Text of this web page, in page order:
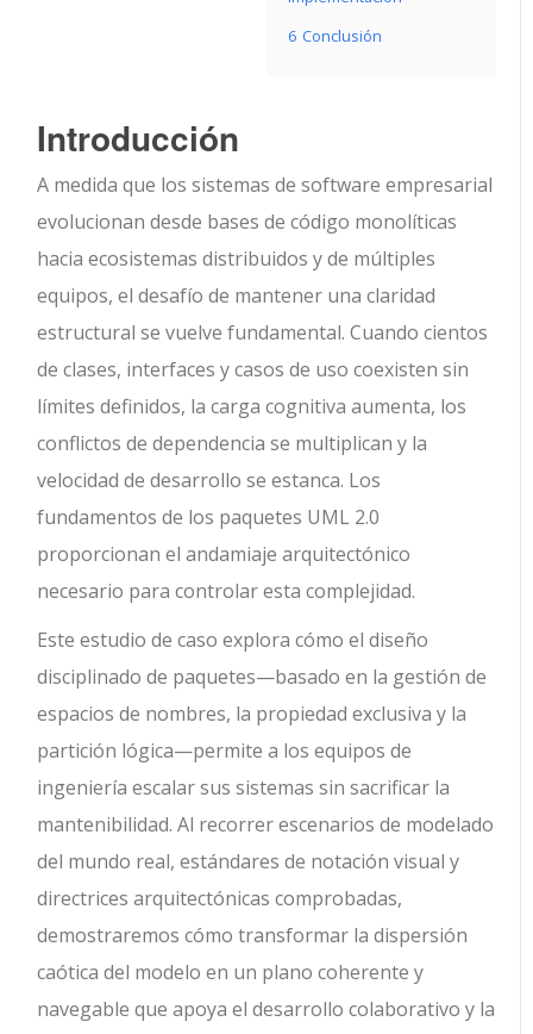
6 Conclusión
Introducción
A medida que los sistemas de software empresarial
evolucionan desde bases de código monolíticas
hacia ecosistemas distribuidos y de múltiples
equipos, el desafío de mantener una claridad
estructural se vuelve fundamental. Cuando cientos
de clases, interfaces y casos de uso coexisten sin
límites definidos, la carga cognitiva aumenta, los
conflictos de dependencia se multiplican y la
velocidad de desarrollo se estanca. Los
fundamentos de los paquetes UML 2.0
proporcionan el andamiaje arquitectónico
necesario para controlar esta complejidad.
Este estudio de caso explora cómo el diseño
disciplinado de paquetes—basado en la gestión de
espacios de nombres, la propiedad exclusiva y la
partición lógica—permite a los equipos de
ingeniería escalar sus sistemas sin sacrificar la
mantenibilidad. Al recorrer escenarios de modelado
del mundo real, estándares de notación visual y
directrices arquitectónicas comprobadas,
demostraremos cómo transformar la dispersión
caótica del modelo en un plano coherente y
navegable que apoya el desarrollo colaborativo y la